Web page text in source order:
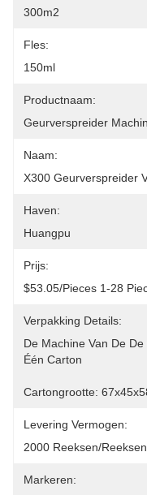
300m2
Fles:
150ml
Productnaam:
Geurverspreider
Naam:
X300 Geurverspreider
Haven:
Huangpu
Prijs:
$53.05/pieces 1-28
Verpakking Details:
De Machine Van De
Één Carton
Cartongrootte:
Levering Vermogen:
2000 Reeksen/
Markeren: